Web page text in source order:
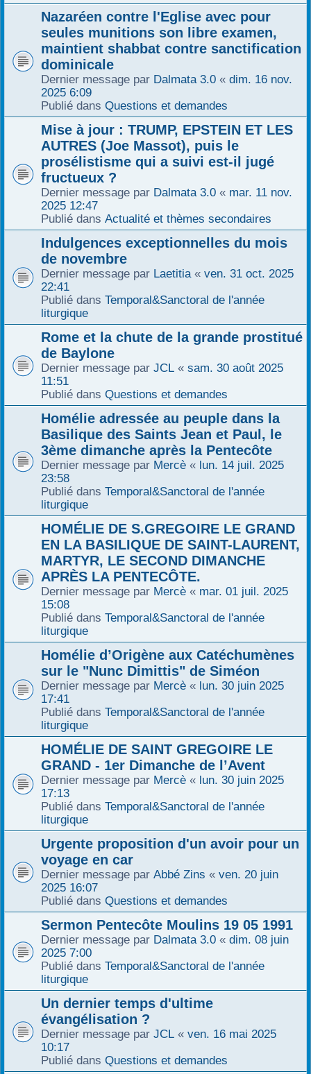
Nazaréen contre l'Eglise avec pour
seules munitions son libre examen,
maintient shabbat contre sanctification
dominicale
Dernier message par Dalmata 3.0 « dim. 16 nov.
2025 6:09
Publié dans Questions et demandes
Mise à jour : TRUMP, EPSTEIN ET LES
AUTRES (Joe Massot), puis le
prosélistisme qui a suivi est-il jugé
fructueux ?
Dernier message par Dalmata 3.0 « mar. 11 nov.
2025 12:47
Publié dans Actualité et thèmes secondaires
Indulgences exceptionnelles du mois
de novembre
Dernier message par Laetitia « ven. 31 oct. 2025
22:41
Publié dans Temporal&Sanctoral de l'année
liturgique
Rome et la chute de la grande prostitué
de Baylone
Dernier message par JCL « sam. 30 août 2025
11:51
Publié dans Questions et demandes
Homélie adressée au peuple dans la
Basilique des Saints Jean et Paul, le
3ème dimanche après la Pentecôte
Dernier message par Mercè « lun. 14 juil. 2025
23:58
Publié dans Temporal&Sanctoral de l'année
liturgique
HOMÉLIE DE S.GREGOIRE LE GRAND
EN LA BASILIQUE DE SAINT-LAURENT,
MARTYR, LE SECOND DIMANCHE
APRÈS LA PENTECÔTE.
Dernier message par Mercè « mar. 01 juil. 2025
15:08
Publié dans Temporal&Sanctoral de l'année
liturgique
Homélie d’Origène aux Catéchumènes
sur le "Nunc Dimittis" de Siméon
Dernier message par Mercè « lun. 30 juin 2025
17:41
Publié dans Temporal&Sanctoral de l'année
liturgique
HOMÉLIE DE SAINT GREGOIRE LE
GRAND - 1er Dimanche de l’Avent
Dernier message par Mercè « lun. 30 juin 2025
17:13
Publié dans Temporal&Sanctoral de l'année
liturgique
Urgente proposition d'un avoir pour un
voyage en car
Dernier message par Abbé Zins « ven. 20 juin
2025 16:07
Publié dans Questions et demandes
Sermon Pentecôte Moulins 19 05 1991
Dernier message par Dalmata 3.0 « dim. 08 juin
2025 7:00
Publié dans Temporal&Sanctoral de l'année
liturgique
Un dernier temps d'ultime
évangélisation ?
Dernier message par JCL « ven. 16 mai 2025
10:17
Publié dans Questions et demandes